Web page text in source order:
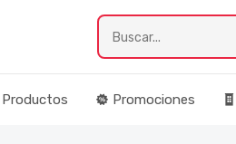
Productos Promociones